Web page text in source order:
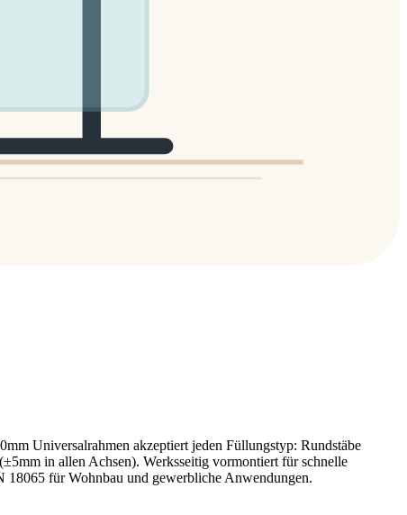
Universalrahmen akzeptiert jeden Füllungstyp: Rundstäbe
in allen Achsen). Werksseitig vormontiert für schnelle
für Wohnbau und gewerbliche Anwendungen.